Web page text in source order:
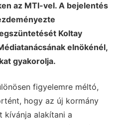
az MTI-vel. A bejelentés
Koltay
elnökénél,
gyakorolja.
figyelemre méltó,
hogy az új kormány
kívánja alakítani a